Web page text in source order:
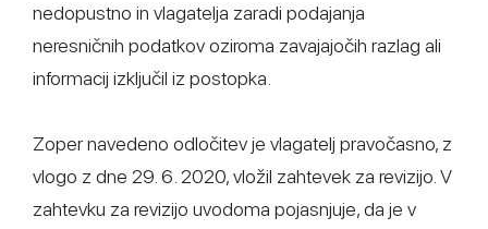
nedopustno in vlagatelja zaradi podajanja
neresničnih podatkov oziroma zavajajočih razlag ali
informacij izključil iz postopka.
Zoper navedeno odločitev je vlagatelj pravočasno, z
vlogo z dne 29. 6. 2020, vložil zahtevek za revizijo. V
zahtevku za revizijo uvodoma pojasnjuje, da je v